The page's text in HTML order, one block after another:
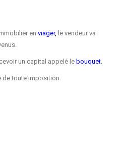
enviager, le vendeur va
un capital appelé lebouquet
de toute imposition.